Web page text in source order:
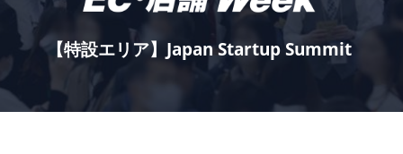
【特設エリア】Japan Startup Summit